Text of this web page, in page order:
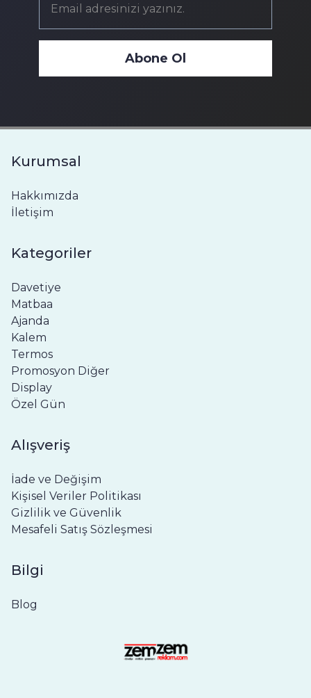
Abone Ol
Kurumsal
Hakkımızda
İletişim
Kategoriler
Davetiye
Matbaa
Ajanda
Kalem
Termos
Promosyon Diğer
Display
Özel Gün
Alışveriş
İade ve Değişim
Kişisel Veriler Politikası
Gizlilik ve Güvenlik
Mesafeli Satış Sözleşmesi
Bilgi
Blog